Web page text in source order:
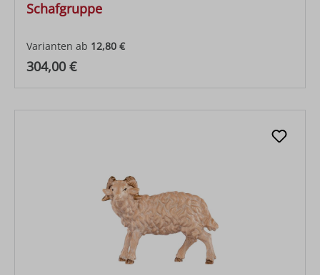
Schafgruppe
Varianten ab 12,80 €
Regulärer Preis:
304,00 €